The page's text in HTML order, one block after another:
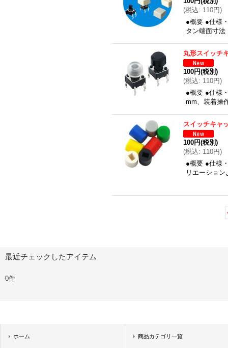
(税込: 110円)
●概要 ●仕様
タン端面寸
丸形スイッチ
100円(税別)
(税込: 110円)
●概要 ●仕様
mm、装着操
スイッチキャ
100円(税別)
(税込: 110円)
●概要 ●仕様
リエーショ
最近チェックしたアイテム
0件
ホーム 商品カテゴリ一覧